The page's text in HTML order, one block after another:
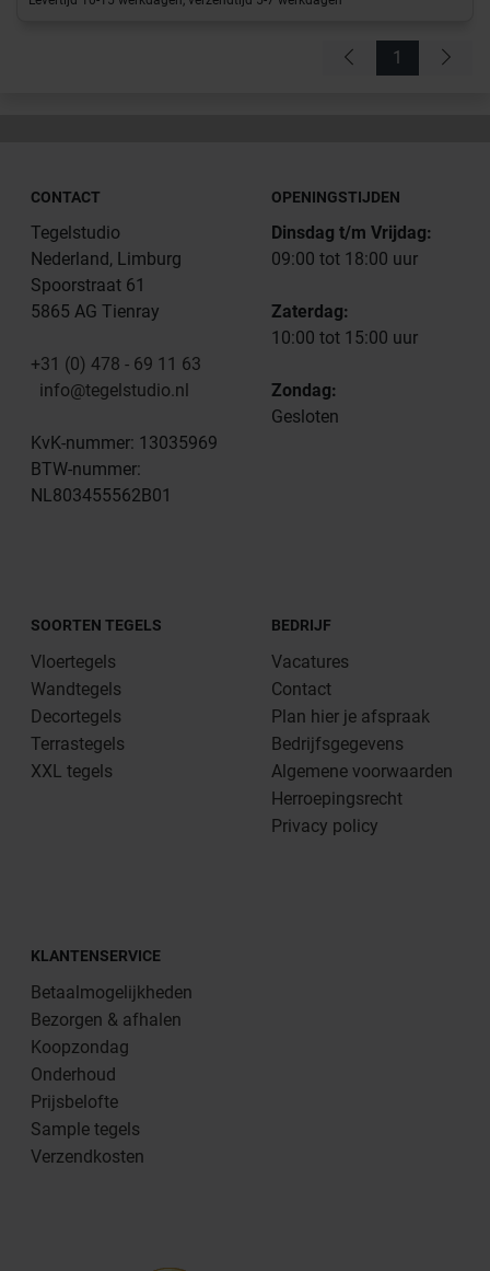
1
CONTACT
Tegelstudio
Nederland, Limburg
Spoorstraat 61
5865 AG Tienray
+31 (0) 478 - 69 11 63
info@tegelstudio.nl
KvK-nummer: 13035969
BTW-nummer:
NL803455562B01
OPENINGSTIJDEN
Dinsdag t/m Vrijdag:
09:00 tot 18:00 uur
Zaterdag:
10:00 tot 15:00 uur
Zondag:
Gesloten
SOORTEN TEGELS
Vloertegels
Wandtegels
Decortegels
Terrastegels
XXL tegels
BEDRIJF
Vacatures
Contact
Plan hier je afspraak
Bedrijfsgegevens
Algemene voorwaarden
Herroepingsrecht
Privacy policy
KLANTENSERVICE
Betaalmogelijkheden
Bezorgen & afhalen
Koopzondag
Onderhoud
Prijsbelofte
Sample tegels
Verzendkosten